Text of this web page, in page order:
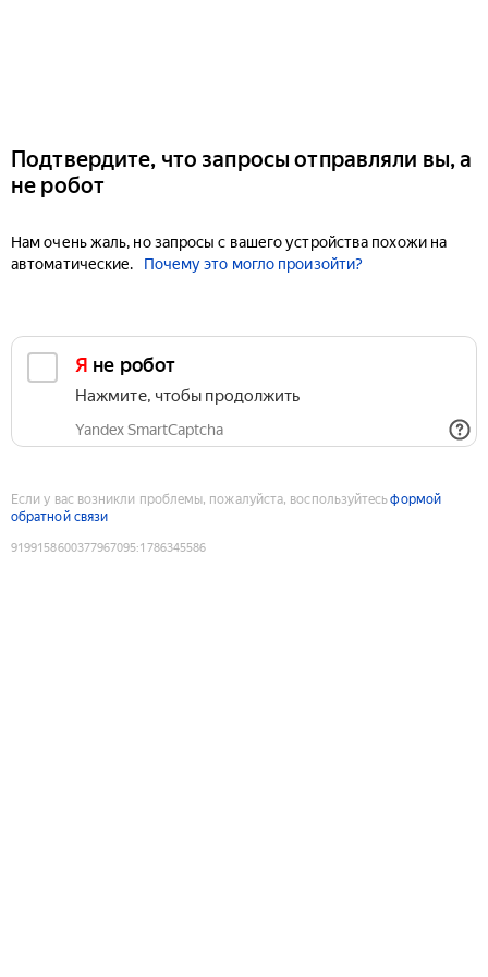
Подтвердите, что запросы отправляли вы, а
не робот
Нам очень жаль, но запросы с вашего устройства похожи на
автоматические.
Почему это могло произойти?
Я не робот
Нажмите, чтобы продолжить
Yandex SmartCaptcha
Если у вас возникли проблемы, пожалуйста, воспользуйтесьформой
обратной связи
9199158600377967095:1786345586